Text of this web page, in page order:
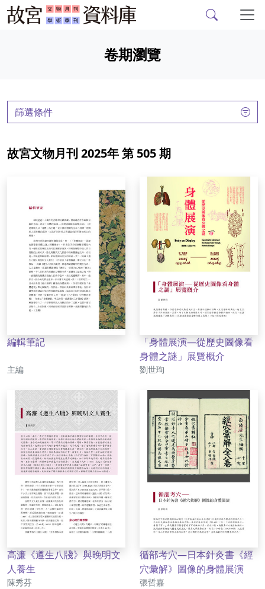
故宮文物月刊、故宮學
卷期瀏覽
篩選條件
故宮文物月刊 2025年 第 505 期
編輯筆記
作者
主編
「身體展演—從歷史圖像看
身體之謎」展覽概介
作者
劉世珣
高濂《遵生八牋》與晚明文
人養生
作者
陳秀芬
循部考穴—日本針灸書《經
穴彙解》圖像的身體展演
作者
張哲嘉